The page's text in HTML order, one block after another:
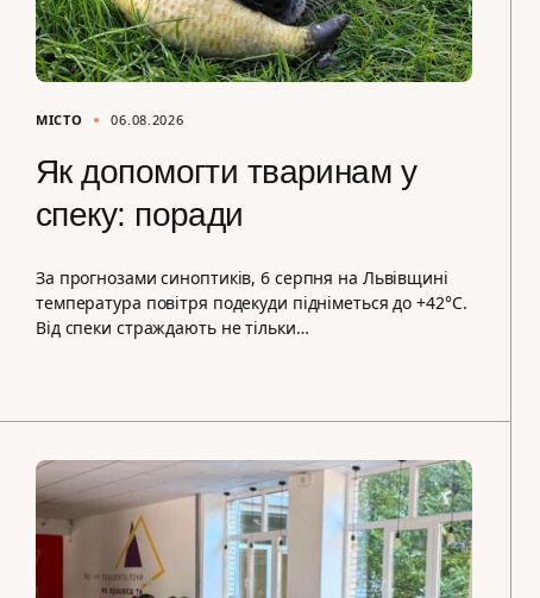
МІСТО 06.08.2026
Як допомогти тваринам у
спеку: поради
За прогнозами синоптиків, 6 серпня на Львівщині
температура повітря подекуди підніметься до +42°C.
Від спеки страждають не тільки…